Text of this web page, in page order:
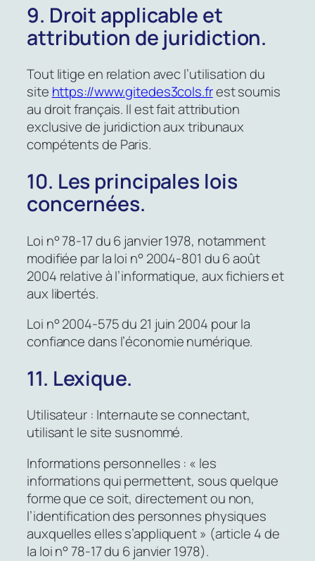
9. Droit applicable et
attribution de juridiction.
Tout litige en relation avec l’utilisation du
site https://www.gitedes3cols.frest soumis
au droit français. Il est fait attribution
exclusive de juridiction aux tribunaux
compétents de Paris.
10. Les principales lois
concernées.
Loi n° 78-17 du 6 janvier 1978, notamment
modifiée par la loi n° 2004-801 du 6 août
2004 relative à l’informatique, aux fichiers et
aux libertés.
Loi n° 2004-575 du 21 juin 2004 pour la
confiance dans l’économie numérique.
11. Lexique.
Utilisateur : Internaute se connectant,
utilisant le site susnommé.
Informations personnelles : « les
informations qui permettent, sous quelque
forme que ce soit, directement ou non,
l’identification des personnes physiques
auxquelles elles s’appliquent » (article 4 de
la loi n° 78-17 du 6 janvier 1978).